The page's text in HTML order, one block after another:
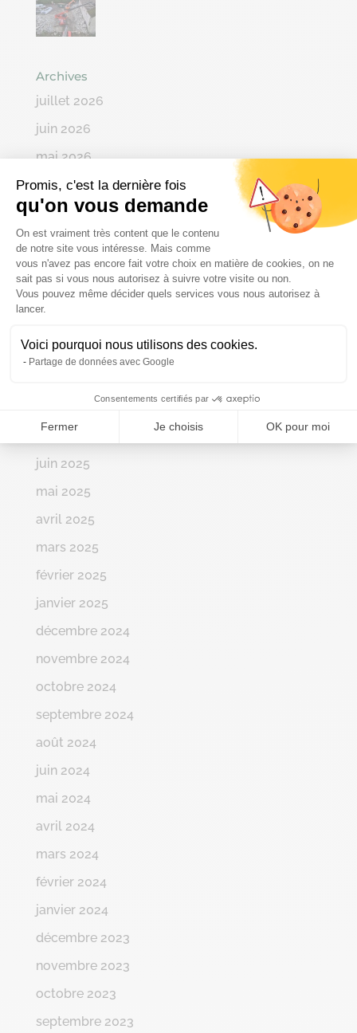
Promis, c'est la dernière fois
qu'on vous demande
Plateforme de Gestion du
On est vraiment très content que le contenu
de notre site vous intéresse. Mais comme
vous n'avez pas encore fait votre choix en matière de cookies, on ne
sait pas si vous nous autorisez à suivre votre visite ou non.
Vous pouvez même décider quels services vous nous autorisez à
lancer.
Voici pourquoi nous utilisons des cookies.
Partage de données avec Google
Consentements certifiés par
Fermer Je choisis OK pour moi
Axeptio consent
Archives
juillet 2026
juin 2026
mai 2026
avril 2026
mars 2026
février 2026
janvier 2026
décembre 2025
octobre 2025
juillet 2025
juin 2025
mai 2025
avril 2025
mars 2025
février 2025
janvier 2025
décembre 2024
novembre 2024
octobre 2024
septembre 2024
août 2024
juin 2024
mai 2024
avril 2024
mars 2024
février 2024
janvier 2024
décembre 2023
novembre 2023
octobre 2023
septembre 2023